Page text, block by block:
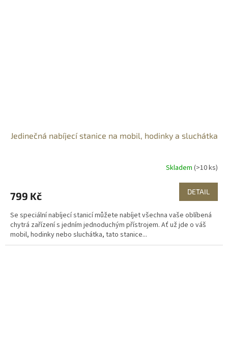
Jedinečná nabíjecí stanice na mobil, hodinky a sluchátka
Skladem (>10 ks)
799 Kč DETAIL
Se speciální nabíjecí stanicí můžete nabíjet všechna vaše oblíbená
chytrá zařízení s jedním jednoduchým přístrojem. Ať už jde o váš
mobil, hodinky nebo sluchátka, tato stanice...